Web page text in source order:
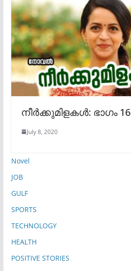
നീർക്കുമിളകൾ: ഭാഗം 16
July 8, 2020
Novel
JOB
GULF
SPORTS
TECHNOLOGY
HEALTH
POSITIVE STORIES